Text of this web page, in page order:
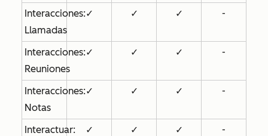
Interacciones:
Llamadas
✓ ✓ ✓ -
Interacciones:
Reuniones
✓ ✓ ✓ -
Interacciones:
Notas
✓ ✓ ✓ -
Interactuar:
✓ ✓ ✓ -